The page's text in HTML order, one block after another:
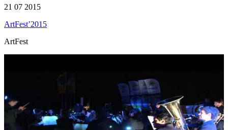
21 07 2015
ArtFest’2015
ArtFest